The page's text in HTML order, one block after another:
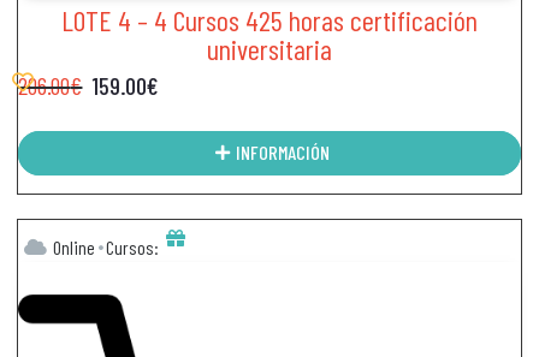
LOTE 4 – 4 Cursos 425 horas certificación
universitaria
206.00€ 159.00€
INFORMACIÓN
Online Cursos: